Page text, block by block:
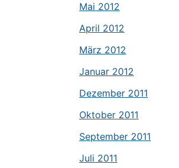
Mai 2012
April 2012
März 2012
Januar 2012
Dezember 2011
Oktober 2011
September 2011
Juli 2011